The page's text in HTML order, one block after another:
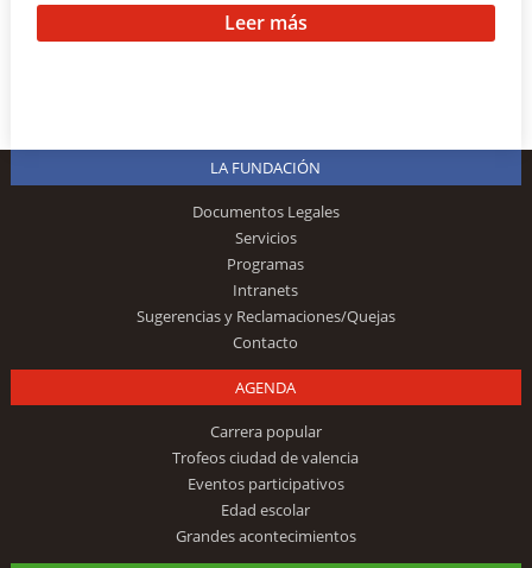
Leer más
LA FUNDACIÓN
Documentos Legales
Servicios
Programas
Intranets
Sugerencias y Reclamaciones/Quejas
Contacto
AGENDA
Carrera popular
Trofeos ciudad de valencia
Eventos participativos
Edad escolar
Grandes acontecimientos